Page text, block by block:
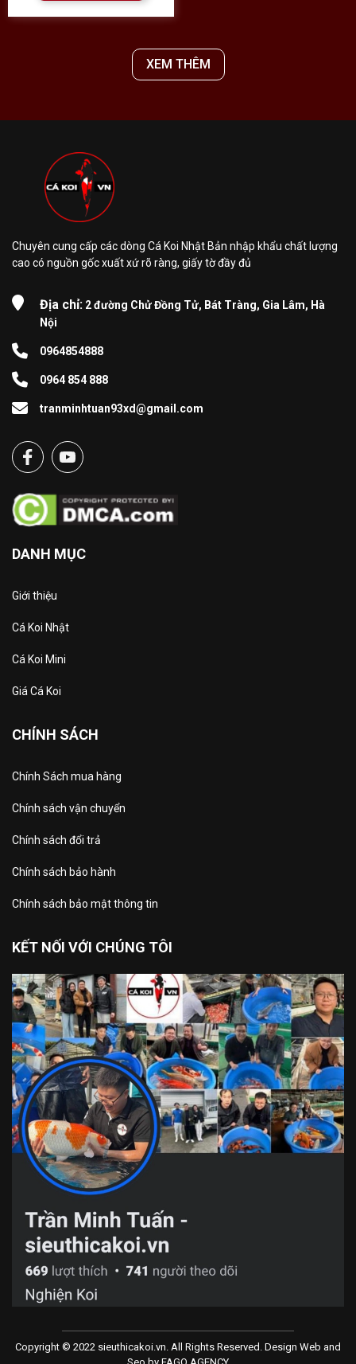
XEM THÊM
Chuyên cung cấp các dòng Cá Koi Nhật Bản nhập khẩu chất lượng
cao có nguồn gốc xuất xứ rõ ràng, giấy tờ đầy đủ
Địa chỉ: 2 đường Chử Đồng Tử, Bát Tràng, Gia Lâm, Hà
Nội
0964854888
0964 854 888
tranminhtuan93xd@gmail.com
DANH MỤC
Giới thiệu
Cá Koi Nhật
Cá Koi Mini
Giá Cá Koi
CHÍNH SÁCH
Chính Sách mua hàng
Chính sách vận chuyển
Chính sách đổi trả
Chính sách bảo hành
Chính sách bảo mật thông tin
KẾT NỐI VỚI CHÚNG TÔI
Copyright © 2022 sieuthicakoi.vn. All Rights Reserved. Design Web and